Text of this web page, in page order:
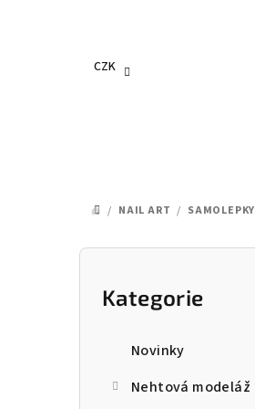
CZK
DOMŮ
/ NAIL ART / SAMOLEPKY
P
Přeskočit
kategorie
Kategorie
Novinky
Nehtová modeláž